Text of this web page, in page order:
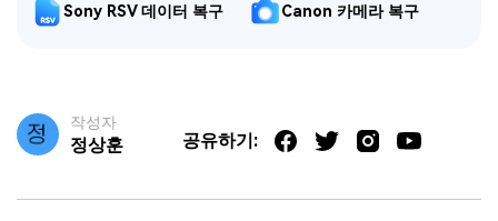
Sony RSV 데이터 복구
Canon 카메라 복구
작성자
정상훈 공유하기: